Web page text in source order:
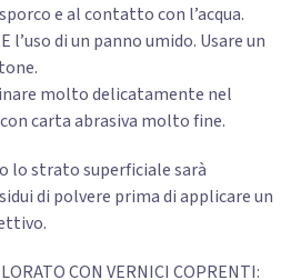
e al contatto con l’acqua.
l’uso di un panno umido. Usare un
molto delicatamente nel
carta abrasiva molto fine.
superficiale sarà
di polvere prima di applicare un
CON VERNICI COPRENTI: